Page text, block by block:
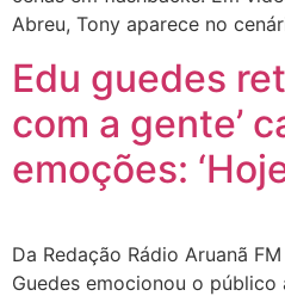
Abreu, Tony aparece no
Edu guedes
com a gente’
emoções:
Da Redação Rádio Aruanã
Guedes emocionou o